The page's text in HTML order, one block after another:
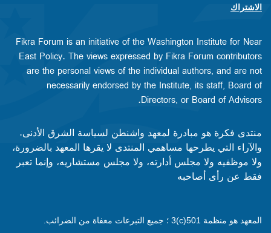
الاشتراك
Fikra Forum is an initiative of the Washington Institute for Near
East Policy. The views expressed by Fikra Forum contributors
are the personal views of the individual authors, and are not
necessarily endorsed by the Institute, its staff, Board of
Directors, or Board of Advisors.​​
منتدى فكرة هو مبادرة لمعهد واشنطن لسياسة الشرق الأدنى.
والآراء التي يطرحها مساهمي المنتدى لا يقرها المعهد بالضرورة،
ولا موظفيه ولا مجلس أدارته، ولا مجلس مستشاريه، وإنما تعبر
فقط عن رأى أصاحبه
المعهد هو منظمة 501(c)3 ؛ جميع التبرعات معفاة من الضرائب.